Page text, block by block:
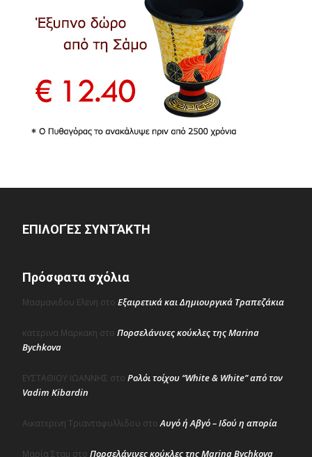
ΕΠΙΛΟΓΈΣ ΣΥΝΤΆΚΤΗ
Πρόσφατα σχόλια
Μασμανιδου Ελενη στο Εξαιρετικά και Δημιουργικά Τραπεζάκια
κατερινα Μαρκακη στο Πορσελάνινες κούκλες της Marina
Bychkova
ΕΥΣΤΑΘΙΟΥ ΙΩΑΝΝΗΣ στο Ρολόι τοίχου “White & White” από τον
Vadim Kibardin
Αικατερινη Τριανταφυλλιδου στοΑυγό ή Αβγό – Ιδού η απορία
Μαρία Σταμ στο Πορσελάνινες κούκλες της Marina Bychkova